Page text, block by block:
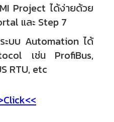
Project ได้ง่ายด้วย
และ Step 7
ะบบ Automation ได้
เช่น ProfiBus,
RTU, etc